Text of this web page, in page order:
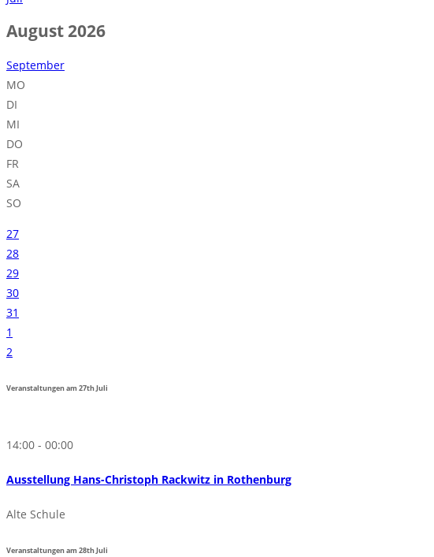
August 2026
September
MO
DI
MI
DO
FR
SA
SO
27
28
29
30
31
1
2
Veranstaltungen am27thJuli
14:00 - 00:00
Ausstellung Hans-Christoph Rackwitz in Rothenburg
Alte Schule
Veranstaltungen am28thJuli